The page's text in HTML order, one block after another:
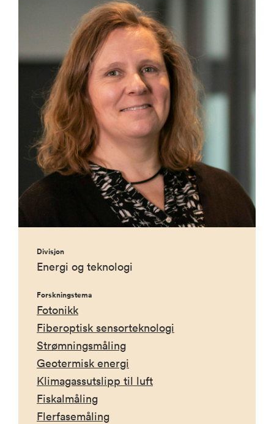
Divisjon
Energi og teknologi
Forskningstema
Fotonikk
Fiberoptisk sensorteknologi
Strømningsmåling
Geotermisk energi
Klimagassutslipp til luft
Fiskalmåling
Flerfasemåling